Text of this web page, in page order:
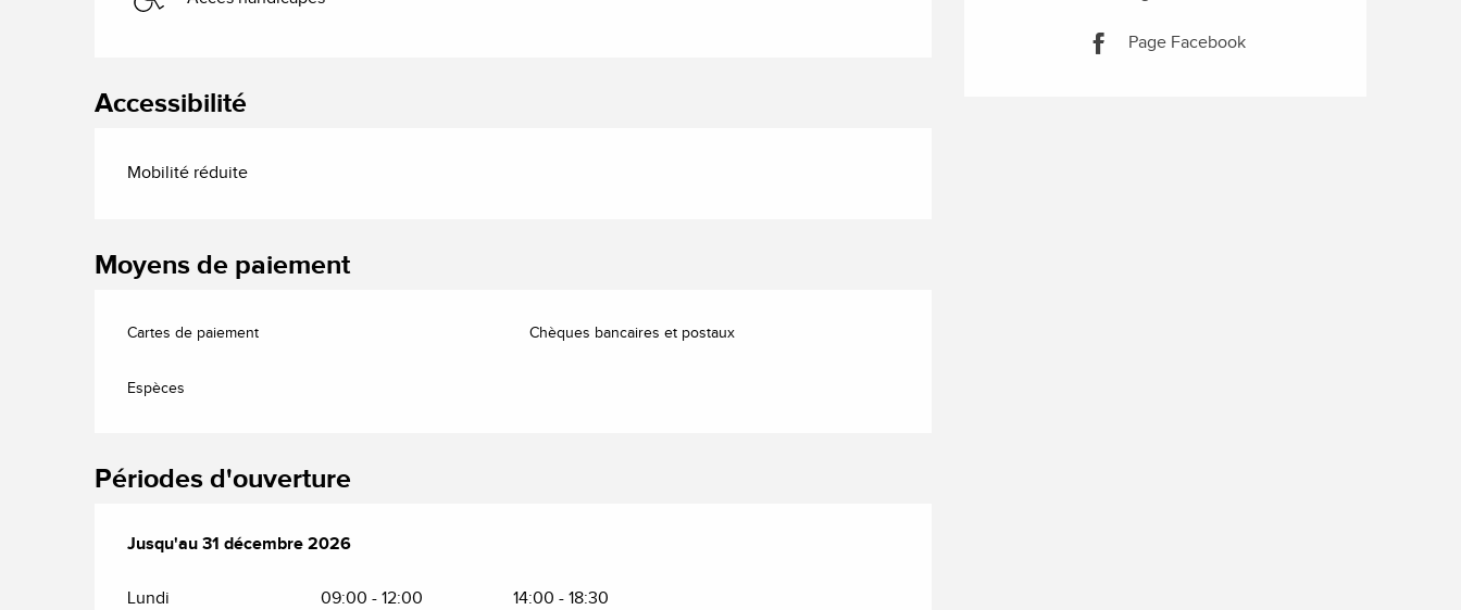
Page Facebook
Accessibilité
Mobilité réduite
Moyens de paiement
Cartes de paiement Chèques bancaires et postaux
Espèces
Périodes d'ouverture
Du2 janvier 2026au31 décembre 2026
Jusqu'au 31 décembre 2026
Lundi 09:00 - 12:00 14:00 - 18:30